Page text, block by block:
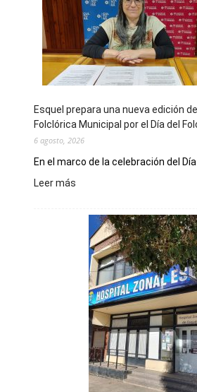
Esquel prepara una nueva edición
Folclórica Municipal por el Día del
6 agosto, 2026
En el marco de la celebración del Día
Leer más
nueva
edición
Peña
Folclórica
Municipal
por
Día